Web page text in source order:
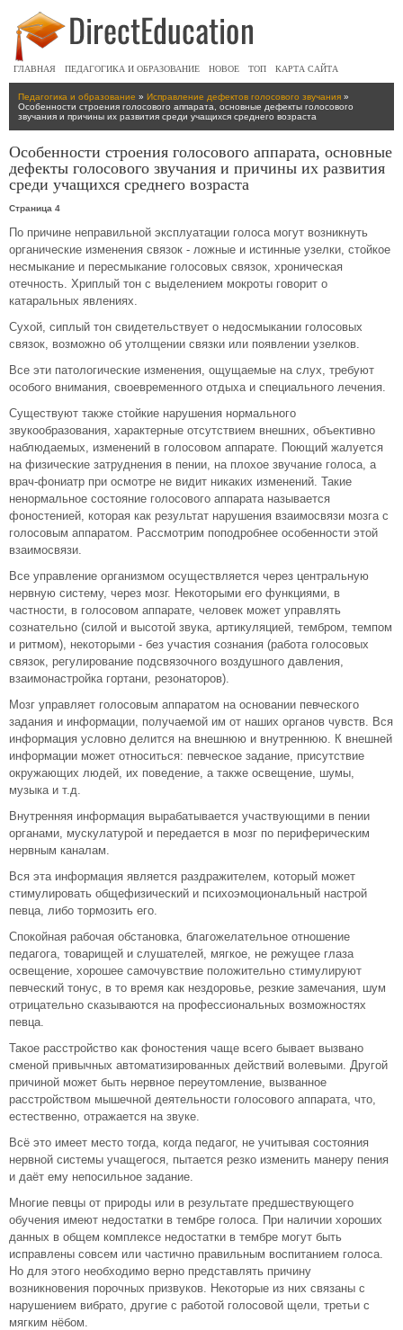
ГЛАВНАЯ ПЕДАГОГИКА И ОБРАЗОВАНИЕ НОВОЕ ТОП КАРТА САЙТА
Педагогика и образование » Исправление дефектов голосового звучания »
Особенности строения голосового аппарата, основные дефекты голосового
звучания и причины их развития среди учащихся среднего возраста
Особенности строения голосового аппарата, основные
дефекты голосового звучания и причины их развития
среди учащихся среднего возраста
Страница 4
По причине неправильной эксплуатации голоса могут возникнуть
органические изменения связок - ложные и истинные узелки, стойкое
несмыкание и пересмыкание голосовых связок, хроническая
отечность. Хриплый тон с выделением мокроты говорит о
катаральных явлениях.
Сухой, сиплый тон свидетельствует о недосмыкании голосовых
связок, возможно об утолщении связки или появлении узелков.
Все эти патологические изменения, ощущаемые на слух, требуют
особого внимания, своевременного отдыха и специального лечения.
Существуют также стойкие нарушения нормального
звукообразования, характерные отсутствием внешних, объективно
наблюдаемых, изменений в голосовом аппарате. Поющий жалуется
на физические затруднения в пении, на плохое звучание голоса, а
врач-фониатр при осмотре не видит никаких изменений. Такие
ненормальное состояние голосового аппарата называется
фоностенией, которая как результат нарушения взаимосвязи мозга с
голосовым аппаратом. Рассмотрим поподробнее особенности этой
взаимосвязи.
Все управление организмом осуществляется через центральную
нервную систему, через мозг. Некоторыми его функциями, в
частности, в голосовом аппарате, человек может управлять
сознательно (силой и высотой звука, артикуляцией, тембром, темпом
и ритмом), некоторыми - без участия сознания (работа голосовых
связок, регулирование подсвязочного воздушного давления,
взаимонастройка гортани, резонаторов).
Мозг управляет голосовым аппаратом на основании певческого
задания и информации, получаемой им от наших органов чувств. Вся
информация условно делится на внешнюю и внутреннюю. К внешней
информации может относиться: певческое задание, присутствие
окружающих людей, их поведение, а также освещение, шумы,
музыка и т.д.
Внутренняя информация вырабатывается участвующими в пении
органами, мускулатурой и передается в мозг по периферическим
нервным каналам.
Вся эта информация является раздражителем, который может
стимулировать общефизический и психоэмоциональный настрой
певца, либо тормозить его.
Спокойная рабочая обстановка, благожелательное отношение
педагога, товарищей и слушателей, мягкое, не режущее глаза
освещение, хорошее самочувствие положительно стимулируют
певческий тонус, в то время как нездоровье, резкие замечания, шум
отрицательно сказываются на профессиональных возможностях
певца.
Такое расстройство как фоностения чаще всего бывает вызвано
сменой привычных автоматизированных действий волевыми. Другой
причиной может быть нервное переутомление, вызванное
расстройством мышечной деятельности голосового аппарата, что,
естественно, отражается на звуке.
Всё это имеет место тогда, когда педагог, не учитывая состояния
нервной системы учащегося, пытается резко изменить манеру пения
и даёт ему непосильное задание.
Многие певцы от природы или в результате предшествующего
обучения имеют недостатки в тембре голоса. При наличии хороших
данных в общем комплексе недостатки в тембре могут быть
исправлены совсем или частично правильным воспитанием голоса.
Но для этого необходимо верно представлять причину
возникновения порочных призвуков. Некоторые из них связаны с
нарушением вибрато, другие с работой голосовой щели, третьи с
мягким нёбом.